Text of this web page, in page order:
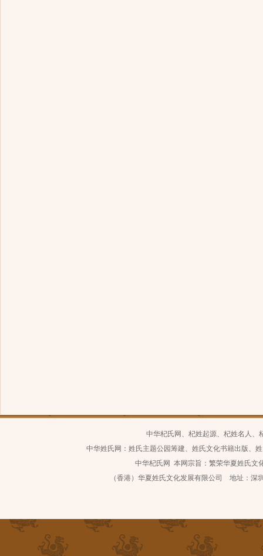
中华杞氏网、杞姓起源、杞姓名人、
中华姓氏网：姓氏主题公园筹建、姓氏文化书籍出版、
中华杞氏网 本网宗旨：繁荣华夏姓氏文
（香港）华夏姓氏文化发展有限公司 地址：